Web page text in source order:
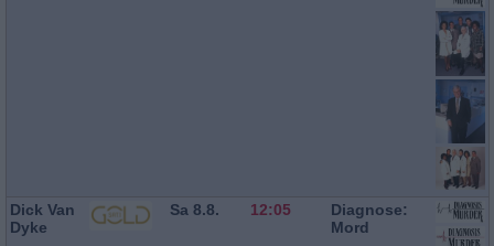
Dick Van
Dyke
Sa 8.8. 12:05
Diagnose:
Mord